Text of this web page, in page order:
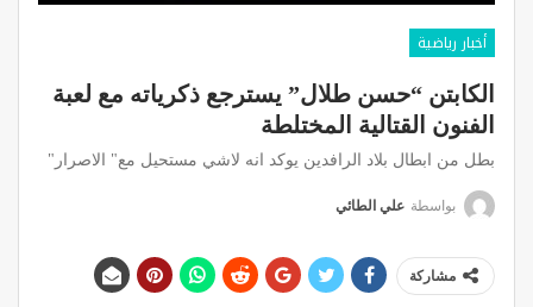
أخبار رياضية
الكابتن “حسن طلال” يسترجع ذكرياته مع لعبة
الفنون القتالية المختلطة
بطل من ابطال بلاد الرافدين يوكد انه لاشي مستحيل مع" الاصرار"
بواسطة علي الطائي
مشاركة